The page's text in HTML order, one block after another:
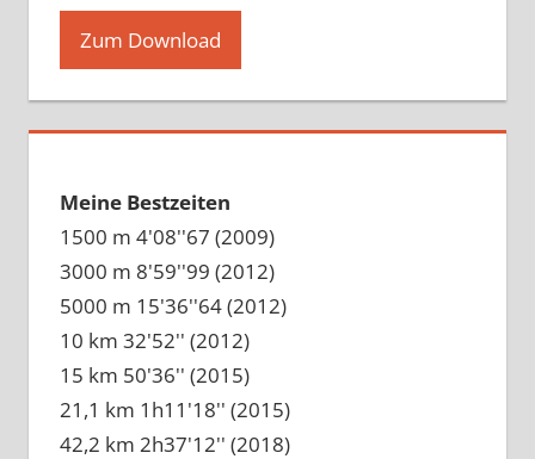
Zum Download
Meine Bestzeiten
1500 m 4'08''67 (2009)
3000 m 8'59''99 (2012)
5000 m 15'36''64 (2012)
10 km 32'52'' (2012)
15 km 50'36'' (2015)
21,1 km 1h11'18'' (2015)
42,2 km 2h37'12'' (2018)